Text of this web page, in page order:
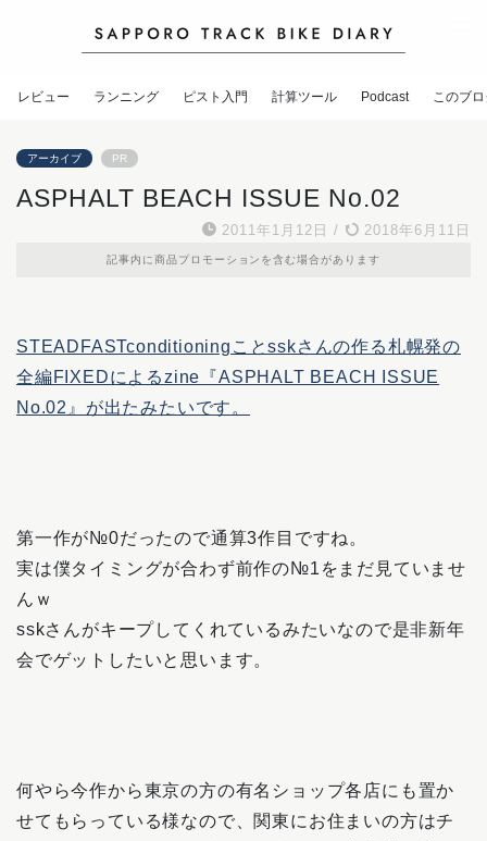
レビュー ランニング ピスト入門 計算ツール Podcast このブ
アーカイブ PR
ASPHALT BEACH ISSUE No.02
2011年1月12日 / 2018年6月11日
記事内に商品プロモーションを含む場合があります
STEADFASTconditioningことsskさんの作る札幌発の
全編FIXEDによるzine『ASPHALT BEACH ISSUE
No.02』が出たみたいです。
第一作が№0だったので通算3作目ですね。
実は僕タイミングが合わず前作の№1をまだ見ていませ
んｗ
sskさんがキープしてくれているみたいなので是非新年
会でゲットしたいと思います。
何やら今作から東京の方の有名ショップ各店にも置か
せてもらっている様なので、関東にお住まいの方はチ